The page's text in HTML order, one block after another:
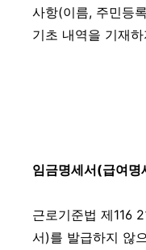
사항(이름, 주민등
기초 내역을 기재
임금명세서(급여명
근로기준법 제116
서)를 발급하지 않